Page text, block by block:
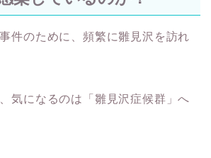
件のために、頻繁に雛見沢を訪れ
気になるのは「雛見沢症候群」へ